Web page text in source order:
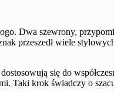
Dwa szewrony,
przeszedł wiele
się do
krok świadczy o